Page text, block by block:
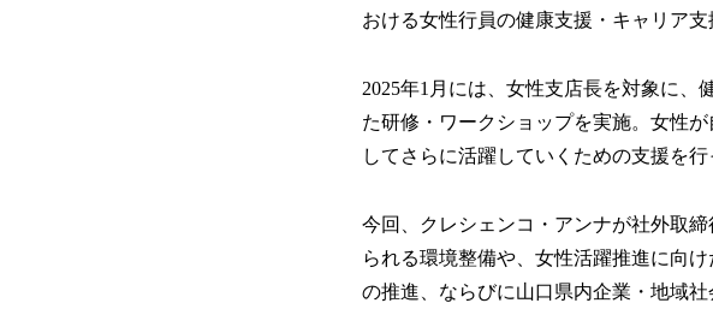
おける女性行員の健康支援・キャリア支
2025年1月には、女性支店長を対象に
た研修・ワークショップを実施。女性
してさらに活躍していくための支援を行
今回、クレシェンコ・アンナが社外取
られる環境整備や、女性活躍推進に向
の推進、ならびに山口県内企業・地域